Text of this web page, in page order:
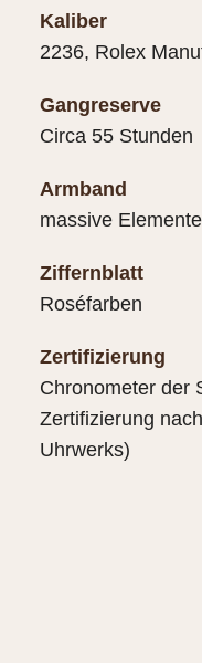
Kaliber
2236, Rolex
Gangreserve
Circa 55 Stunden
Armband
massive
Ziffernblatt
Roséfarben
Zertifizierung
Chronometer der
Zertifizierung
Uhrwerks)